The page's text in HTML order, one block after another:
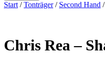
Start /Tonträger/ Second Hand
Chris Rea –